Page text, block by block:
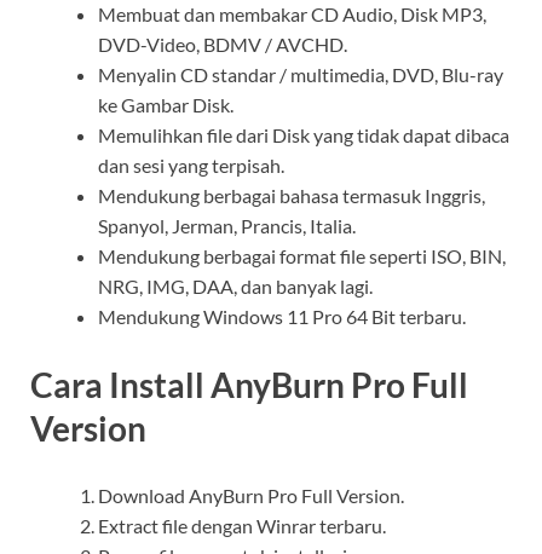
Membuat dan membakar CD Audio, Disk MP3,
DVD-Video, BDMV / AVCHD.
Menyalin CD standar / multimedia, DVD, Blu-ray
ke Gambar Disk.
Memulihkan file dari Disk yang tidak dapat dibaca
dan sesi yang terpisah.
Mendukung berbagai bahasa termasuk Inggris,
Spanyol, Jerman, Prancis, Italia.
Mendukung berbagai format file seperti ISO, BIN,
NRG, IMG, DAA, dan banyak lagi.
Mendukung Windows 11 Pro 64 Bit terbaru.
Cara Install AnyBurn Pro Full
Version
Download AnyBurn Pro Full Version.
Extract file dengan Winrar terbaru.